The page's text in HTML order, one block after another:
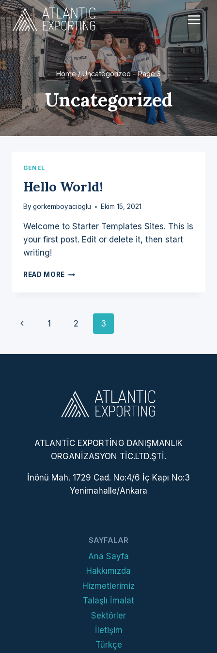
Skip
to
content
Home / Uncategorized- Page 3
Uncategorized
GENEL
Hello World!
Bygorkemboyacioglu Ekim 15, 2021
Welcome to Starter Templates Sites. This is
your first post. Edit or delete it, then start
writing!
READ MORE HELLO
Page
Previous
1 2 3
ATLANTİC EXPORTİNG DANIŞMANLIK
ORGANİZASYON TİC.LTD.ŞTİ.
İnönü Mah. 1729 Cad. No:4/6 İç Kapı No:3
Yenimahalle/Ankara
SAYFALAR
Ana Sayfa
Hakkımızda
Hizmetlerimiz
Talaşlı İmalat
Sektörler
İletişim
Türkçe